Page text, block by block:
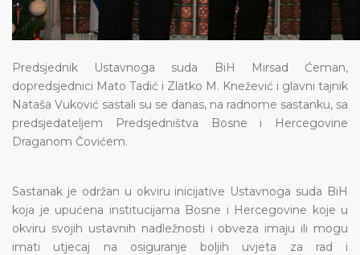
Predsjednik Ustavnoga suda BiH Mirsad Ćeman,
dopredsjednici Mato Tadić i Zlatko M. Knežević i glavni tajnik
Nataša Vuković sastali su se danas, na radnome sastanku, sa
predsjedateljem Predsjedništva Bosne i Hercegovine
Draganom Čovićem.
Sastanak je održan u okviru inicijative Ustavnoga suda BiH
koja je upućena institucijama Bosne i Hercegovine koje u
okviru svojih ustavnih nadležnosti i obveza imaju ili mogu
imati utjecaj na osiguranje boljih uvjeta za rad i